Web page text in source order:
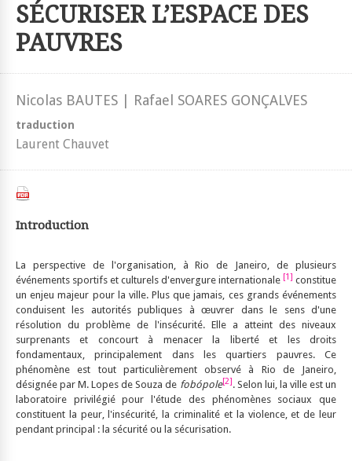
SÉCURISER L’ESPACE DES
PAUVRES
Nicolas BAUTES | Rafael SOARES GONÇALVES
traduction
Laurent Chauvet
Introduction
La perspective de l'organisation, à Rio de Janeiro, de plusieurs
événements sportifs et culturels d'envergure internationale [1] constitue
un enjeu majeur pour la ville. Plus que jamais, ces grands événements
conduisent les autorités publiques à œuvrer dans le sens d'une
résolution du problème de l'insécurité. Elle a atteint des niveaux
surprenants et concourt à menacer la liberté et les droits
fondamentaux, principalement dans les quartiers pauvres. Ce
phénomène est tout particulièrement observé à Rio de Janeiro,
désignée par M. Lopes de Souza de fobópole[2]. Selon lui, la ville est un
laboratoire privilégié pour l'étude des phénomènes sociaux que
constituent la peur, l'insécurité, la criminalité et la violence, et de leur
pendant principal : la sécurité ou la sécurisation.